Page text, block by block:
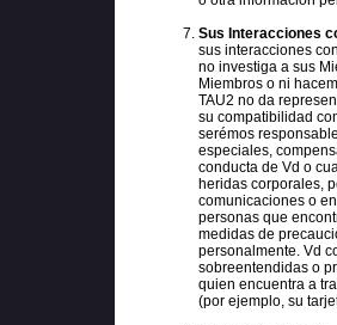
Sus Interacciones
sus interacciones
no investiga a sus
Miembros o ni
TAU2 no da
su compatibilidad
serémos
especiales,
conducta de Vd o
heridas corporales,
comunicaciones o
personas que
medidas de
personalmente. Vd
sobreentendidas o
quien encuentra a
(por ejemplo, su